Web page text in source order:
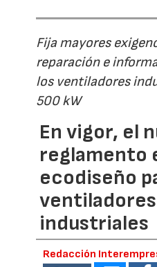
Fija mayores
reparación e
los ventiladores
500 kW
En vigor, el
reglamento
ecodiseño
ventiladores
industriales
Redacción